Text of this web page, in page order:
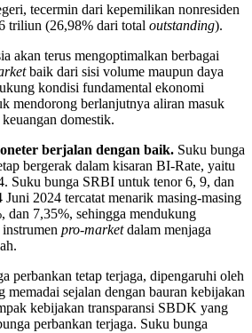
tecermin dari kepemilikan nonresiden
triliun (26,98% dari total outstanding).
akan terus mengoptimalkan berbagai
baik dari sisi volume maupun daya
kondisi fundamental ekonomi
mendorong berlanjutnya aliran masuk
domestik.
berjalan dengan baik. Suku bunga
bergerak dalam kisaran BI-Rate, yaitu
Suku bunga SRBI untuk tenor 6, 9, dan
Juni 2024 tercatat menarik masing-masing
dan 7,35%, sehingga mendukung
pro-marketdalam menjaga
perbankan tetap terjaga, dipengaruhi oleh
memadai sejalan dengan bauran kebijakan
kebijakan transparansi SBDK yang
perbankan terjaga. Suku bunga